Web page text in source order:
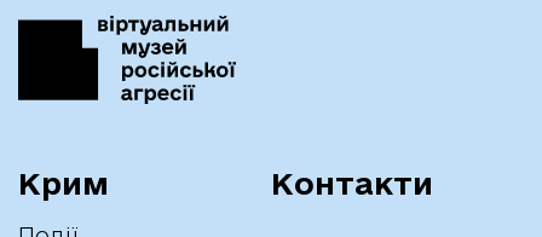
Крим Контакти